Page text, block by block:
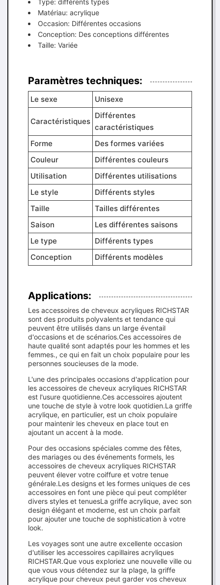
Type: différents types
Matériau: acrylique
Occasion: Différentes occasions
Conception: Des conceptions différentes
Taille: Variée
Paramètres techniques:
Le sexe Unisexe
Caractéristiques
Différentes
caractéristiques
Forme
Des formes variées
Couleur
Différentes couleurs
Utilisation
Différentes utilisations
Le style
Différents styles
Taille
Tailles différentes
Saison
Les différentes saisons
Le type
Différents types
Conception
Différents modèles
Applications:
Les accessoires de cheveux acryliques RICHSTAR
sont des produits polyvalents et tendance qui
peuvent être utilisés dans un large éventail
d'occasions et de scénarios.Ces accessoires de
haute qualité sont adaptés pour les hommes et les
femmes., ce qui en fait un choix populaire pour les
personnes soucieuses de la mode.
L'une des principales occasions d'application pour
les accessoires de cheveux acryliques RICHSTAR
est l'usure quotidienne.Ces accessoires ajoutent
une touche de style à votre look quotidien.La griffe
acrylique, en particulier, est un choix populaire
pour maintenir les cheveux en place tout en
ajoutant un accent à la mode.
Pour des occasions spéciales comme des fêtes,
des mariages ou des événements formels, les
accessoires de cheveux acryliques RICHSTAR
peuvent élever votre coiffure et votre tenue
générale.Les designs et les formes uniques de ces
accessoires en font une pièce qui peut compléter
divers styles et tenuesLa griffe acrylique, avec son
design élégant et moderne, est un choix parfait
pour ajouter une touche de sophistication à votre
look.
Les voyages sont une autre excellente occasion
d'utiliser les accessoires capillaires acryliques
RICHSTAR.Que vous exploriez une nouvelle ville ou
que vous vous détendez sur la plage, la griffe
acrylique pour cheveux peut garder vos cheveux